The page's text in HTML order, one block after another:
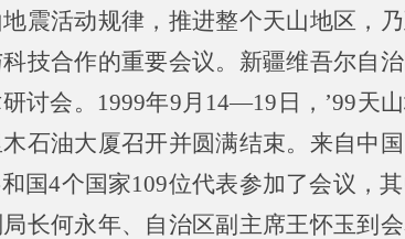
震活动规律，推进整个天山地区，
技合作的重要会议。新疆维吾尔自
讨会。1999年9月14—19日，’99天
石油大厦召开并圆满结束。来自中
国4个国家109位代表参加了会议，
长何永年、自治区副主席王怀玉到